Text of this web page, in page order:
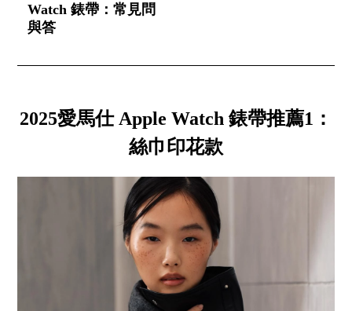
Watch 錶帶：常見問
與答
2025愛馬仕 Apple Watch 錶帶推薦1：
絲巾印花款